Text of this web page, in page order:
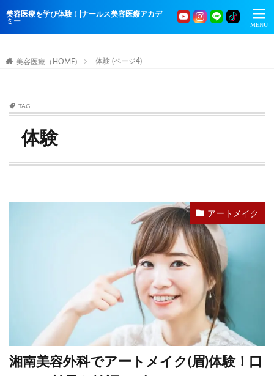
美容医療を学び体験！|ナールス美容医療アカデ
ミー
美容医療（HOME) 体験 (ページ4)
TAG
体験
アートメイク
湘南美容外科でアートメイク(眉)体験！口